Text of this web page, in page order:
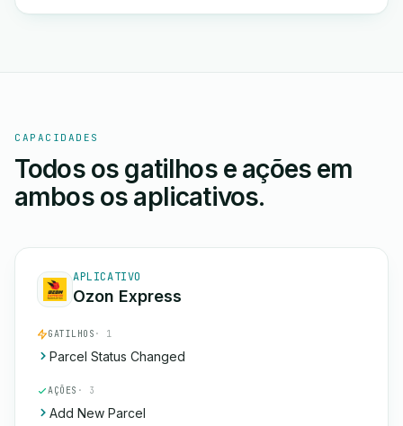
CAPACIDADES
Todos os gatilhos e ações em
ambos os aplicativos.
APLICATIVO
Ozon Express
GATILHOS · 1
Parcel Status Changed
AÇÕES · 3
Add New Parcel